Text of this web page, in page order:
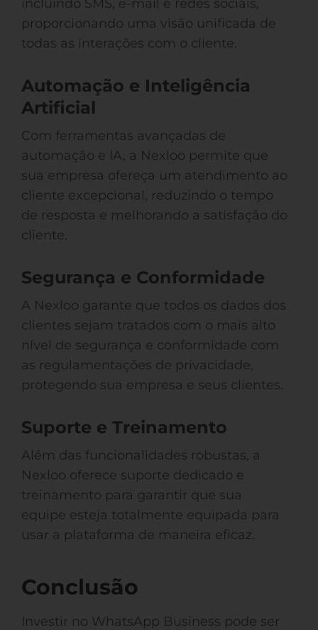
incluindo SMS, e-mail e redes sociais,
proporcionando uma visão unificada de
todas as interações com o cliente.
Automação e Inteligência
Artificial
Com ferramentas avançadas de
automação e IA, a Nexloo permite que
sua empresa ofereça um atendimento ao
cliente excepcional, reduzindo o tempo
de resposta e melhorando a satisfação do
cliente.
Segurança e Conformidade
A Nexloo garante que todos os dados dos
clientes sejam tratados com o mais alto
nível de segurança e conformidade com
as regulamentações de privacidade,
protegendo sua empresa e seus clientes.
Suporte e Treinamento
Além das funcionalidades robustas, a
Nexloo oferece suporte dedicado e
treinamento para garantir que sua
equipe esteja totalmente equipada para
usar a plataforma de maneira eficaz.
Conclusão
Investir no WhatsApp Business pode ser